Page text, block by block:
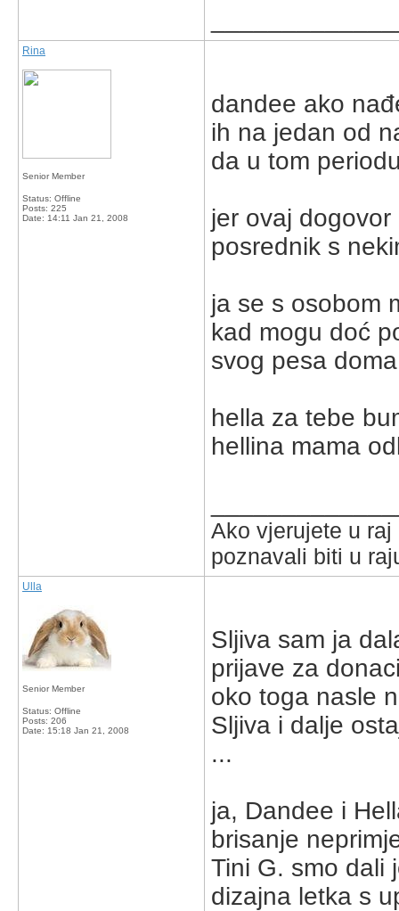
Rina
Senior Member
Status: Offline
Posts: 225
Date: 14:11 Jan 21, 2008
dandee ako
ih na jedan od
da u tom
jer ovaj
posrednik s
ja se s osobom
kad mogu doć
svog pesa
hella za tebe
hellina mama
Ako vjerujete u
poznavali biti u
Ulla
Senior Member
Status: Offline
Posts: 206
Date: 15:18 Jan 21, 2008
Sljiva sam ja
prijave za
oko toga nasle
Sljiva i dalje
...
ja, Dandee i
brisanje
Tini G. smo dali
dizajna letka s